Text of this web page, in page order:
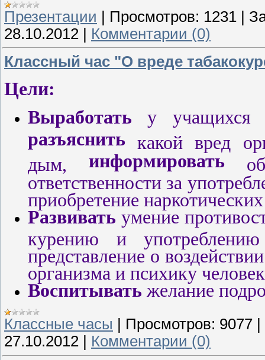
Презентации | Просмотров: 1231 |
28.10.2012 | Комментарии (0)
Классный час "О вреде
Цели:
Выработатьу учащихся
разъяснить какой вред
дым,информировать об
ответственности за
приобретение
Развивать умение
курению и употреблению
представление о
организма и психику
Воспитывать желание
Классные часы Просмотров: 9077
27.10.2012
Комментарии (0)